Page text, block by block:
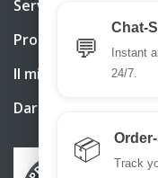
Servizio di assistenza
Prodotti
Il mio account
DarkBull TrendStore
💬
Chat-
Instant
24/7.
📦 Track